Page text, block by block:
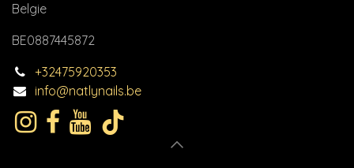
Belgie
BE0887445872
+32475920353
info@natlynails.be